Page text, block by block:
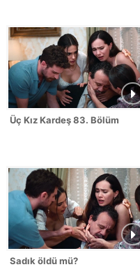
Üç Kız Kardeş 83. Bölüm
Sadık öldü mü?